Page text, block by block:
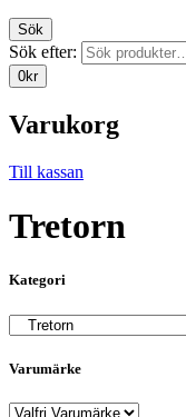
Sök
Sök efter:
0kr
Varukorg
Till kassan
Tretorn
Kategori
Varumärke